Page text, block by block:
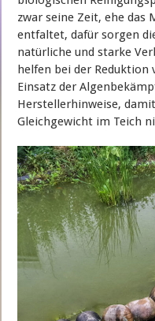
zwar seine Zeit, ehe das
entfaltet, dafür sorgen
natürliche und starke
helfen bei der Reduktion
Einsatz der
Herstellerhinweise,
Gleichgewicht im Teich